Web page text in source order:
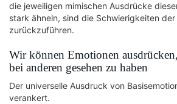
die jeweiligen mimischen Ausdrücke
stark ähneln, sind die Schwierigkeiten
zurückzuführen.
Wir können Emotionen
bei anderen gesehen zu haben
Der universelle Ausdruck von
verankert.